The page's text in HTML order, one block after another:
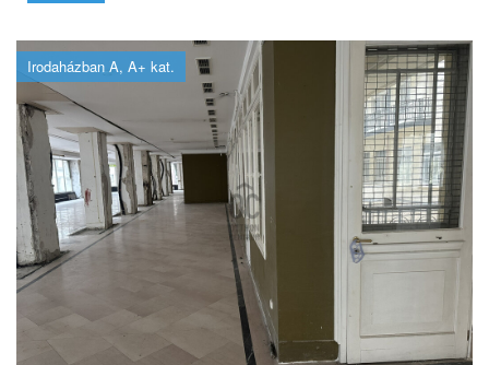
Irodaházban A, A+ kat.